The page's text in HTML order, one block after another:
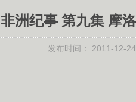
非洲纪事 第九集 摩
发布时间： 2011-12-